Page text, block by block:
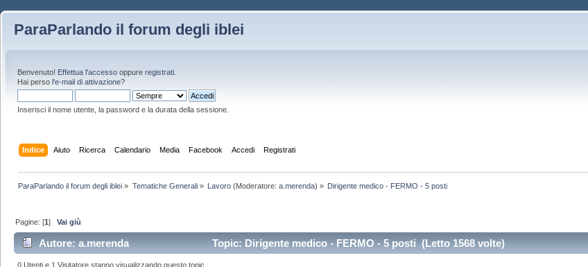
ParaParlando il forum degli iblei
Benvenuto! Effettua l'accesso oppure registrati
Hai perso l'e-mail di attivazione?
Inserisci il nome utente, la password e la durata della sessione.
Indice Aiuto Ricerca Calendario Media Facebook Accedi Registrati
ParaParlando il forum degli iblei » Tematiche Generali» Lavoro(Moderatore: a.merenda) » Dirigente medico - FERMO - 5 posti
Pagine: [1]Vai giù
Autore: a.merenda Topic: Dirigente medico - FERMO - 5 posti (Letto 1568 volte)
0 Utenti e 1 Visitatore stanno visualizzando questo topic.